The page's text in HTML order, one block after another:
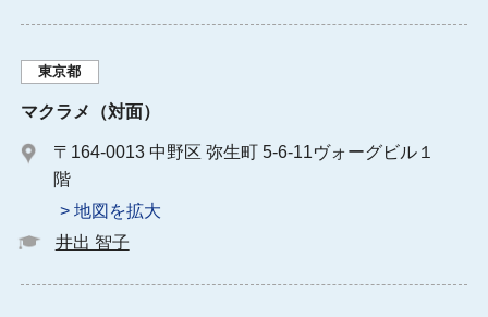
東京都
マクラメ（対面）
〒164-0013 中野区 弥生町 5-6-11ヴォーグビル１
階
> 地図を拡大
井出 智子